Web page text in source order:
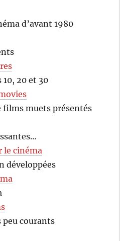
d’avant 1980
20 et 30
films muets présentés
le cinéma
développées
peu courants